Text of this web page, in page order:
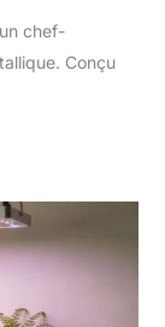
chef-
Conçu